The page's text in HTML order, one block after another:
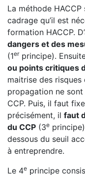
La méthode
cadrage qu’il est
formation HACCP.
dangers et des
(1erprincipe).
ou points critiques
maitrise des
propagation ne sont
CCP. Puis, il faut
précisément, il faut
du CCP (3e
dessous du seuil
à entreprendre.
Le 4e principe